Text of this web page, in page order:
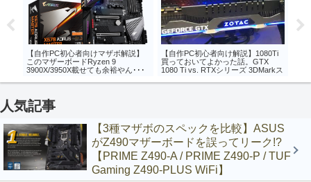
心者向けマザボ解説】
ボードRyzen 9
載せても余裕やん･･･
【自作PC初心者向け解説】1080Ti
買っておいてよかった話。GTX
1080 Ti vs. RTXシリーズ 3DMarkス
1080 Ti AMP Extreme Core Edition】
【AMD公式情報】
ドはZen 2 Ryzen
Ryzen 4000に対応し
互換性あり】
人気記事
【3種マザボのスペックを比較】ASUS
がZ490マザーボードを誤ってリーク!?
【PRIME Z490-A / PRIME Z490-P / TUF
Gaming Z490-PLUS WiFi】